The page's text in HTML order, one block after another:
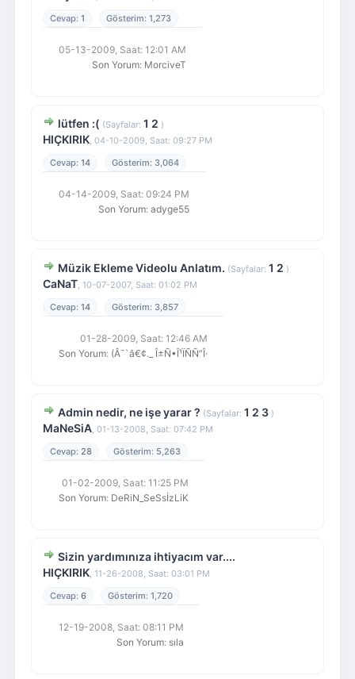
1
1,273
05-13-2009, Saat: 12:01 AM
Son Yorum: MorciveT
lütfen :( (Sayfalar: 1 2 )
HIÇKIRIK, 04-10-2009, Saat: 09:27 PM
14
3,064
04-14-2009, Saat: 09:24 PM
Son Yorum: adyge55
Müzik Ekleme Videolu Anlatım. (Sayfalar: 1 2 )
CaNaT, 10-07-2007, Saat: 01:02 PM
14
3,857
01-28-2009, Saat: 12:46 AM
Son Yorum: (Â¯`â€¢._ Î±Ñ•Î¹ÏÑÑ”Î·
Admin nedir, ne işe yarar ? (Sayfalar: 1 2 3)
MaNeSiA, 01-13-2008, Saat: 07:42 PM
28
5,263
01-02-2009, Saat: 11:25 PM
Son Yorum: DeRiN_SeSsİzLiK
Sizin yardımınıza ihtiyacım var....
HIÇKIRIK, 11-26-2008, Saat: 03:01 PM
6
1,720
12-19-2008, Saat: 08:11 PM
Son Yorum: sıla